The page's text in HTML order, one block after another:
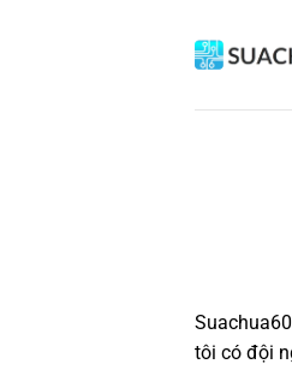
tôi có đội